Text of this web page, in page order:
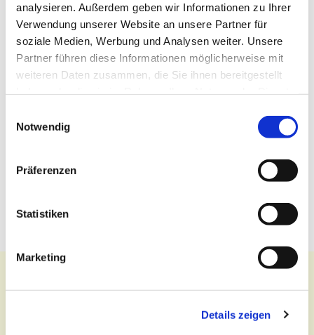
analysieren. Außerdem geben wir Informationen zu Ihrer
Verwendung unserer Website an unsere Partner für
soziale Medien, Werbung und Analysen weiter. Unsere
Partner führen diese Informationen möglicherweise mit
weiteren Daten zusammen, die Sie ihnen bereitgestellt
Notwendig
Präferenzen
Statistiken
Marketing
Details zeigen